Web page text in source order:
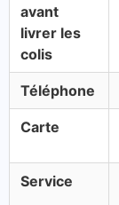
avant
livrer les
colis
Téléphone
Carte
Service